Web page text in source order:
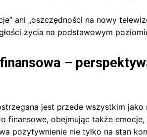
ani „oszczędności na nowy
życia na podstawowym
–
jest przede wszystkim
finansowe, obejmując także
pozytywnienie nie tylko na stan